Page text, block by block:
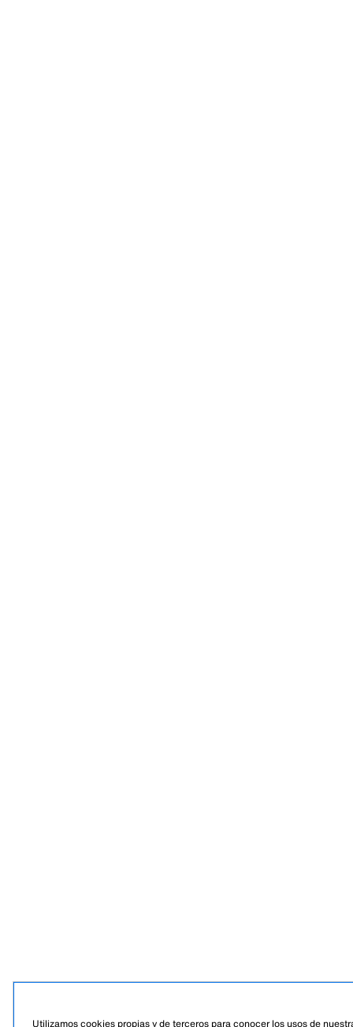
Utilizamos cookies propias y de terceros para conocer los usos de